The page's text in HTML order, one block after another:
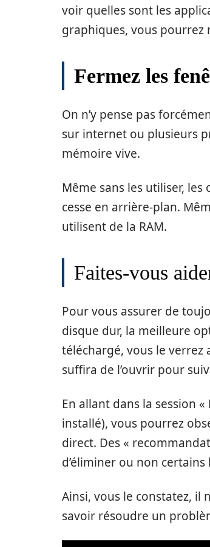
voir quelles sont les
graphiques, vous pourrez
Fermez les
On n’y pense pas
sur internet ou plusieurs
mémoire vive.
Même sans les utiliser,
cesse en arrière-plan.
utilisent de la RAM.
Faites-vous
Pour vous assurer de
disque dur, la meilleure
téléchargé, vous le
suffira de l’ouvrir pour
En allant dans la session
installé), vous pourrez
direct. Des «
d’éliminer ou non certains
Ainsi, vous le constatez, il
savoir résoudre un